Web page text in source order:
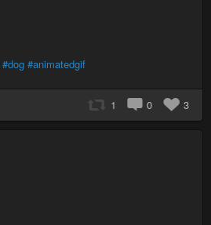
#dog #animatedgif
1 0 3